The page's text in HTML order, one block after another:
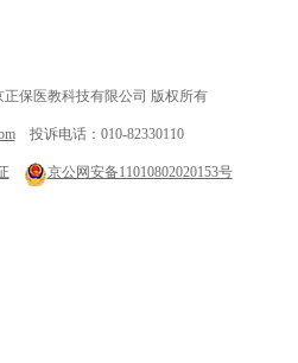
正保医教科技有限公司 版权所有
投诉电话：010-82330110
京公网安备11010802020153号